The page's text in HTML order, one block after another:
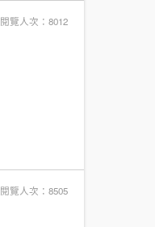
閱覽人次：8012
閱覽人次：8505